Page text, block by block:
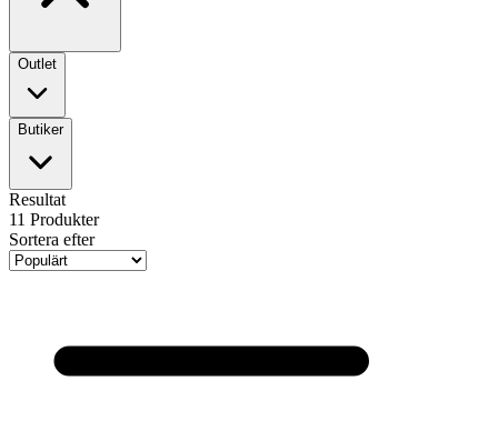
Outlet
Butiker
Resultat
11 Produkter
Sortera efter